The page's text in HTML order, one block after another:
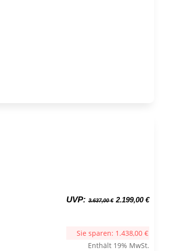
UVP: 3.637,00€ Ursprünglicher
3.637,00 €
2.199,00€Aktueller
Sie sparen: 1.438,00 €
Enthält 19% MwSt.